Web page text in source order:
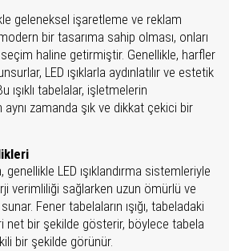
geleneksel işaretleme ve reklam
bir tasarıma sahip olması, onları
haline getirmiştir. Genellikle, harfler
LED ışıklarla aydınlatılır ve estetik
ışıklı tabelalar, işletmelerin
aynı zamanda şık ve dikkat çekici bir
genellikle LED ışıklandırma sistemleriyle
verimliliği sağlarken uzun ömürlü ve
Fener tabelaların ışığı, tabeladaki
net bir şekilde gösterir, böylece tabela
bir şekilde görünür.